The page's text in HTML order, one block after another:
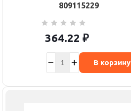
809115229
364.22 ₽
В корзину